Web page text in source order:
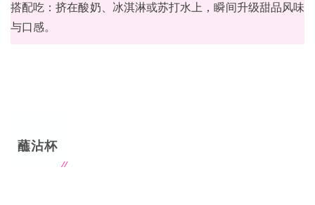
搭配吃：挤在酸奶、冰淇淋或苏打水上，瞬间升级甜品风味
与口感。
蘸沾杯